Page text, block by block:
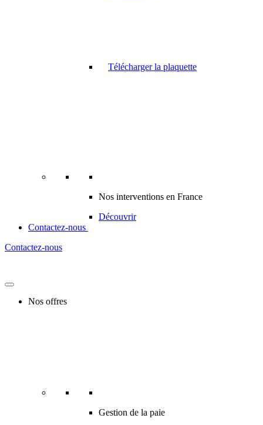
Télécharger la plaquette
Nos interventions en France
Découvrir
Contactez-nous
Contactez-nous
Nos offres
Gestion de la paie